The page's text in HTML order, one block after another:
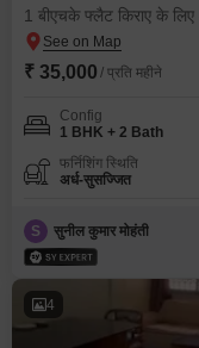
1 बीएचके फ्लैट किराए के लिए
₹ 35,000 / प्रति महीने
Config
1 BHK + 2 Bath
फर्निशिंग स्थिति
अर्ध-सुसज्जित
S सुनील कुमार मोहंती
4